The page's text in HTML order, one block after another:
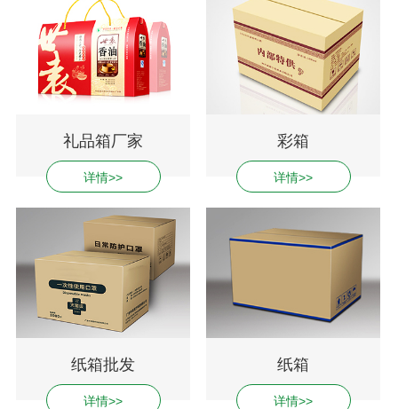
礼品箱厂家
详情>>
彩箱
详情>>
纸箱批发
详情>>
纸箱
详情>>